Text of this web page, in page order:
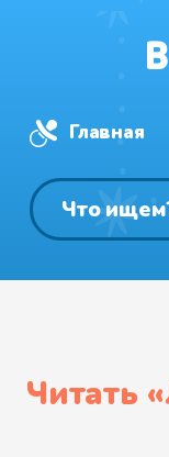
Главная
Читать «